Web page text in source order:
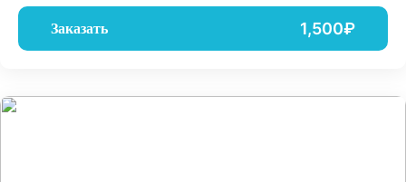
Заказать 1,500₽